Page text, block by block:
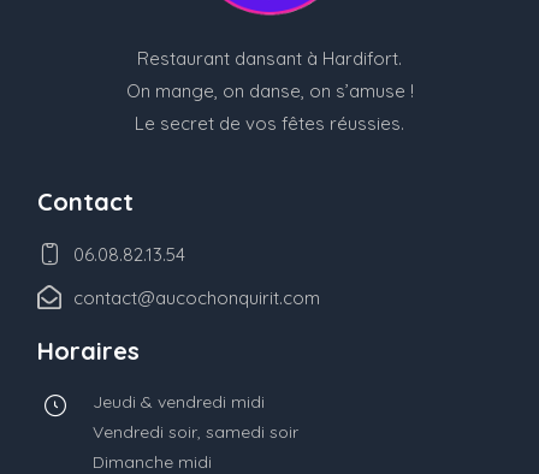
Restaurant dansant à Hardifort.
On mange, on danse, on s’amuse !
Le secret de vos fêtes réussies.
Contact
06.08.82.13.54
contact@aucochonquirit.com
Horaires
Jeudi & vendredi midi
Vendredi soir, samedi soir
Dimanche midi